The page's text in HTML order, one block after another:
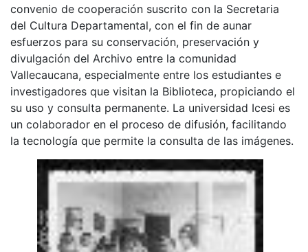
convenio de cooperación suscrito con la Secretaria
del Cultura Departamental, con el fin de aunar
esfuerzos para su conservación, preservación y
divulgación del Archivo entre la comunidad
Vallecaucana, especialmente entre los estudiantes e
investigadores que visitan la Biblioteca, propiciando el
su uso y consulta permanente. La universidad Icesi es
un colaborador en el proceso de difusión, facilitando
la tecnología que permite la consulta de las imágenes.